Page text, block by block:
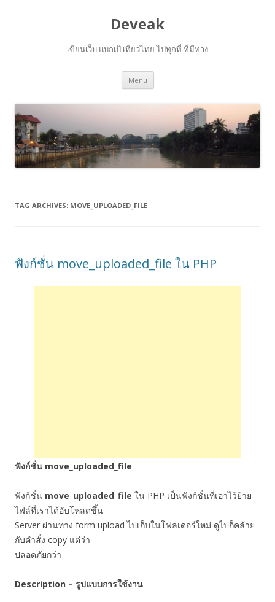
Deveak
เขียนเว็บ แบกเป้ เที่ยวไทย ไปทุกที่ ที่มีทาง
Menu Skip
content
TAG ARCHIVES: MOVE_UPLOADED_FILE
ฟังก์ชั่น move_uploaded_file ใน PHP
ฟังก์ชั่น move_uploaded_file
ฟังก์ชั่น move_uploaded_file ใน PHP เป็นฟังก์ชั่นที่เอาไว้ย้าย
ไฟล์ที่เราได้อับโหลดขึ้น
Server ผ่านทาง form upload ไปเก็บในโฟลเดอร์ใหม่ ดูไปก็คล้าย
กับคำสั่ง copy แต่ว่า
ปลอดภัยกว่า
Description – รูปแบบการใช้งาน